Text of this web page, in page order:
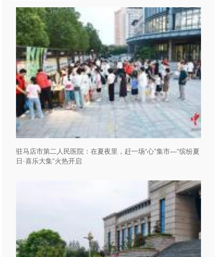
驻马店市第二人民医院：在夏夜里，赶一场“心”集市—“缤纷夏
日·喜乐大集”火热开启